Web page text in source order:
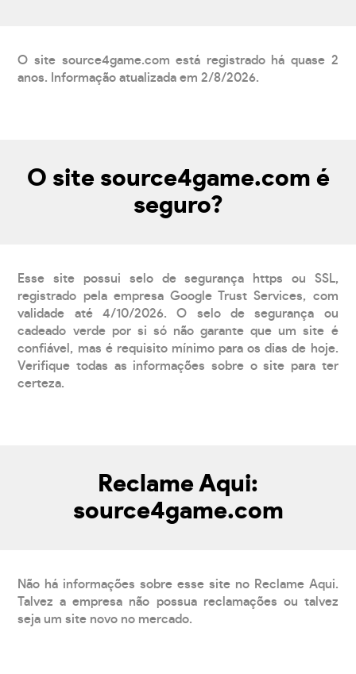
O site source4game.com está registrado há quase 2
anos. Informação atualizada em 2/8/2026.
O site source4game.com é
seguro?
Esse site possui selo de segurança https ou SSL,
registrado pela empresa Google Trust Services, com
validade até 4/10/2026. O selo de segurança ou
cadeado verde por si só não garante que um site é
confiável, mas é requisito mínimo para os dias de hoje.
Verifique todas as informações sobre o site para ter
certeza.
Reclame Aqui:
source4game.com
Não há informações sobre esse site no Reclame Aqui.
Talvez a empresa não possua reclamações ou talvez
seja um site novo no mercado.